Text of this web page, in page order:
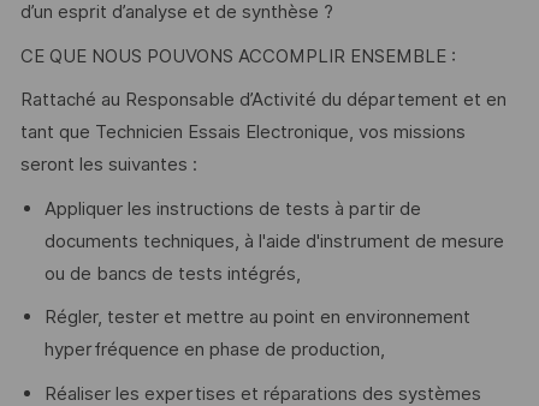
d’un esprit d’analyse et de synthèse ?
CE QUE NOUS POUVONS ACCOMPLIR ENSEMBLE :
Rattaché au Responsable d’Activité du département et en
tant que Technicien Essais Electronique, vos missions
seront les suivantes :
Appliquer les instructions de tests à partir de
documents techniques, à l'aide d'instrument de mesure
ou de bancs de tests intégrés,
Régler, tester et mettre au point en environnement
hyperfréquence en phase de production,
Réaliser les expertises et réparations des systèmes